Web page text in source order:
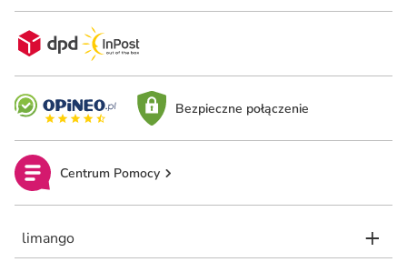
Bezpieczne połączenie
Centrum Pomocy
limango